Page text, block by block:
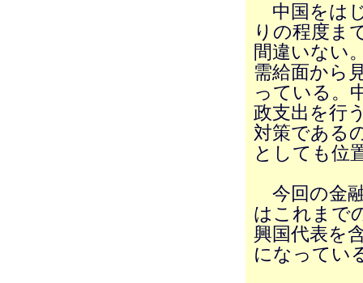
中国をは
りの程度ま
間違いない
需給面から
っている。
政支出を行
対策である
としても位
今回の金
はこれまで
興国代表を
になってい